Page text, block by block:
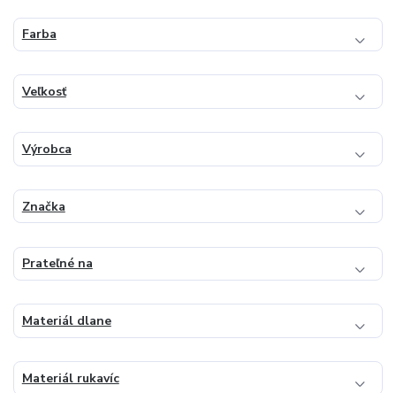
Farba
Veľkosť
Výrobca
Značka
Prateľné na
Materiál dlane
Materiál rukavíc